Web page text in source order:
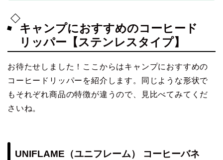
キャンプにおすすめのコーヒード
リッパー【ステンレスタイプ】
お待たせしました！ここからはキャンプにおすすめの
コーヒードリッパーを紹介します。同じような形状で
もそれぞれ商品の特徴が違うので、見比べてみてくだ
さいね。
UNIFLAME（ユニフレーム） コーヒーバネ